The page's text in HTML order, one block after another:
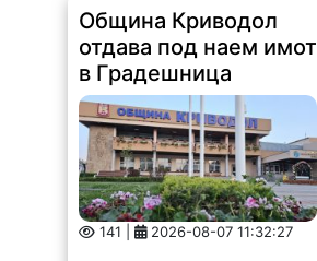
Община Криводол
отдава под наем имот
в Градешница
141 | 2026-08-07 11:32:27